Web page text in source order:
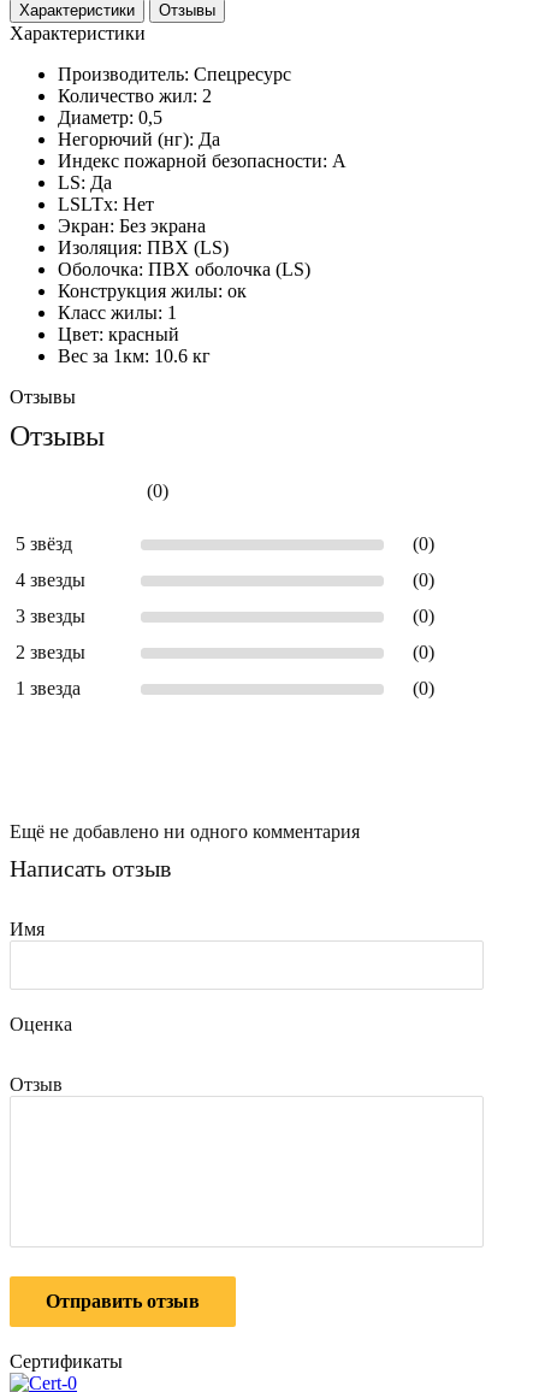
Характеристики Отзывы
Характеристики
Производитель: Спецресурс
Количество жил: 2
Диаметр: 0,5
Негорючий (нг): Да
Индекс пожарной безопасности: A
LS: Да
LSLTx: Нет
Экран: Без экрана
Изоляция: ПВХ (LS)
Оболочка: ПВХ оболочка (LS)
Конструкция жилы: ок
Класс жилы: 1
Цвет: красный
Вес за 1км: 10.6 кг
Отзывы
Отзывы
(0)
5 звёзд
(0)
4 звезды
(0)
3 звезды
(0)
2 звезды
(0)
1 звезда
(0)
Ещё не добавлено ни одного комментария
Написать отзыв
Имя
Оценка
Отзыв
Отправить отзыв
Сертификаты